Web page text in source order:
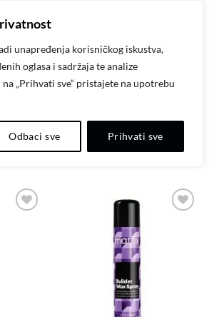
unapređenja korisničkog iskustva,
oglasa i sadržaja te analize
„Prihvati sve“ pristajete na upotrebu
Odbaci sve Prihvati sve
MATRIX / MATRIX STYLING